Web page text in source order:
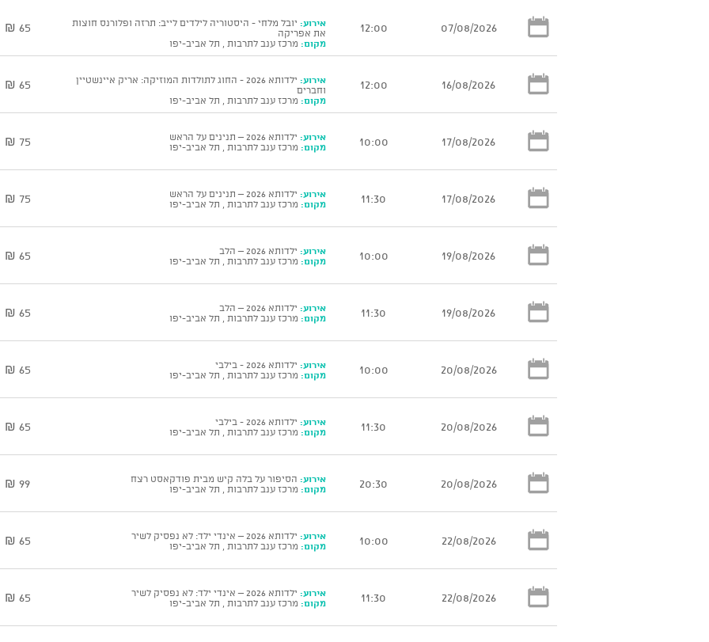
07/08/2026
12:00 אירוע: יובל מלחי - היסטוריה לילדים לייב: תרזה ופלורנס חוצות
את אפריקה
מקום: מרכז ענב לתרבות , תל אביב-יפו
65 ₪
16/08/2026
12:00 אירוע:
ילדותא 2026 - החוג לתולדות המוזיקה: אריק איינשטיין
וחברים
מקום: מרכז ענב לתרבות , תל אביב-יפו
65 ₪
17/08/2026
10:00 אירוע: ילדותא 2026 – תנינים על הראש
מקום: מרכז ענב לתרבות , תל אביב-יפו 75 ₪
17/08/2026
11:30 אירוע: ילדותא 2026 – תנינים על הראש
מקום: מרכז ענב לתרבות , תל אביב-יפו 75 ₪
19/08/2026
10:00 אירוע: ילדותא 2026 – הלב
מקום: מרכז ענב לתרבות , תל אביב-יפו 65 ₪
19/08/2026
11:30 אירוע: ילדותא 2026 – הלב
מקום: מרכז ענב לתרבות , תל אביב-יפו 65 ₪
20/08/2026
10:00 אירוע: ילדותא 2026 - בילבי
מקום: מרכז ענב לתרבות , תל אביב-יפו 65 ₪
20/08/2026
11:30 אירוע: ילדותא 2026 - בילבי
מקום: מרכז ענב לתרבות , תל אביב-יפו 65 ₪
20/08/2026
20:30 אירוע: הסיפור על בלה קיש מבית פודקאסט רצח
מקום: מרכז ענב לתרבות , תל אביב-יפו 99 ₪
22/08/2026
10:00 אירוע: ילדותא 2026 – אינדי ילד: לא נפסיק לשיר
מקום: מרכז ענב לתרבות , תל אביב-יפו 65 ₪
22/08/2026
11:30 אירוע: ילדותא 2026 – אינדי ילד: לא נפסיק לשיר
מקום: מרכז ענב לתרבות , תל אביב-יפו 65 ₪